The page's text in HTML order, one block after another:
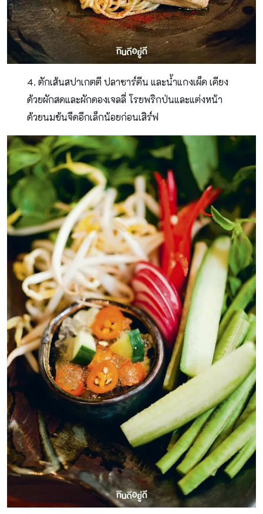
4. ตักเส้นสปาเกตตี ปลาซาร์ดีน และน้ำแกงเผ็ด เคียง
ด้วยผักสดและผักดองเจลลี่ โรยพริกป่นและแต่งหน้า
ด้วยนมข้นจืดอีกเล็กน้อยก่อนเสิร์ฟ